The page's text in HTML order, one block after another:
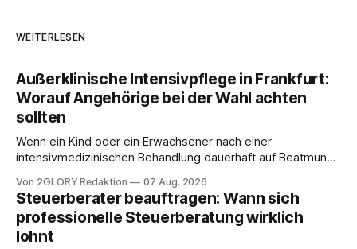
WEITERLESEN
Außerklinische Intensivpflege in Frankfurt:
Worauf Angehörige bei der Wahl achten
sollten
Wenn ein Kind oder ein Erwachsener nach einer
intensivmedizinischen Behandlung dauerhaft auf Beatmung
angewiesen ist, stellt sich für Familien eine schwierige
Frage: Muss die Versorgung dauerhaft in der Klinik bleiben –
oder ist ein Leben zu Hause möglich? Die außerklinische
Intensivpflege bietet genau diese Alternative: Sie
Von 2GLORY Redaktion 07 Aug. 2026
Steuerberater beauftragen: Wann sich
professionelle Steuerberatung wirklich
lohnt